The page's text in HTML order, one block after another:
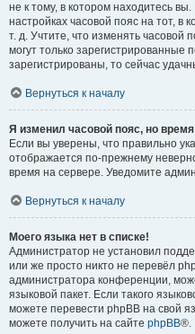
не к тому, в котором находитесь
настройках часовой пояс на тот, в
т. д. Учтите, что изменять часовой
могут только зарегистрированные
зарегистрированы, то сейчас
Вернуться к началу
Я изменил часовой пояс, но
Если вы уверены, что правильно
отображается по-прежнему
время на сервере. Уведомите
Вернуться к началу
Моего языка нет в списке!
Администратор не установил
или же просто никто не перевёл
администратора конференции,
языковой пакет. Если такого
можете перевести phpBB на свой
можете получить на сайте phpBB®.